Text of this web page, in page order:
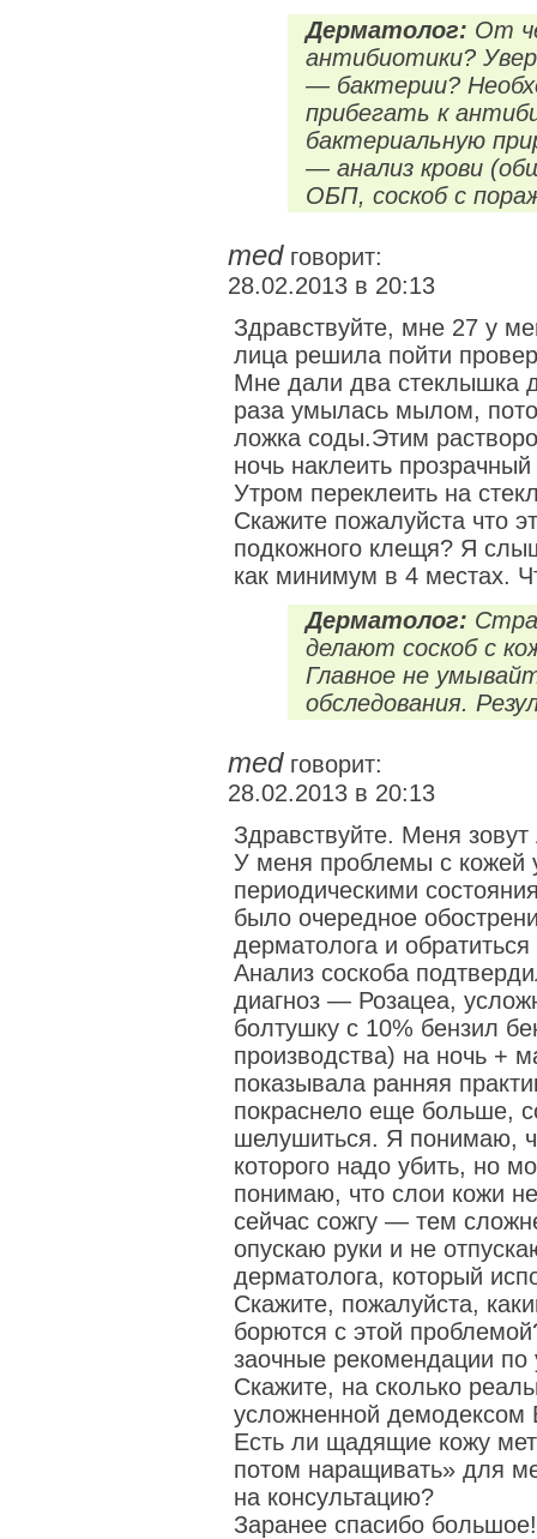
Дерматолог: От
антибиотики?
— бактерии?
прибегать к
бактериальную
— анализ крови
ОБП, соскоб с
med говорит:
28.02.2013 в 20:13
Здравствуйте, мне 27 у
лица решила пойти
Мне дали два стеклышка
раза умылась мылом,
ложка соды.Этим
ночь наклеить
Утром переклеить на
Скажите пожалуйста что
подкожного клещя? Я
как минимум в 4 местах.
Дерматолог:
делают соскоб с
Главное не
обследования.
med говорит:
28.02.2013 в 20:13
Здравствуйте. Меня
У меня проблемы с кожей
периодическими
было очередное
дерматолога и
Анализ соскоба
диагноз — Розацеа,
болтушку с 10% бензил
производства) на ночь +
показывала ранняя
покраснело еще больше,
шелушиться. Я понимаю,
которого надо убить, но
понимаю, что слои кожи
сейчас сожгу — тем
опускаю руки и не
дерматолога, который
Скажите, пожалуйста,
борются с этой
заочные рекомендации
Скажите, на сколько
усложненной демодексом
Есть ли щадящие кожу
потом наращивать» для
на консультацию?
Заранее спасибо большое!